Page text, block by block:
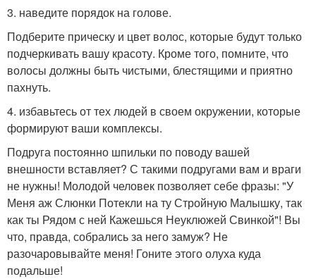
3. наведите порядок на голове.
Подберите прическу и цвет волос, которые будут только
подчеркивать вашу красоту. Кроме того, помните, что
волосы должны быть чистыми, блестящими и приятно
пахнуть.
4. избавьтесь от тех людей в своем окружении, которые
формируют ваши комплексы.
Подруга постоянно шпильки по поводу вашей
внешности вставляет? С такими подругами вам и враги
не нужны! Молодой человек позволяет себе фразы: "У
Меня аж Слюнки Потекли на ту Стройную Малышку, так
как ты Рядом с ней Кажешься Неуклюжей Свинкой"! Вы
что, правда, собрались за него замуж? Не
разочаровывайте меня! Гоните этого олуха куда
подальше!